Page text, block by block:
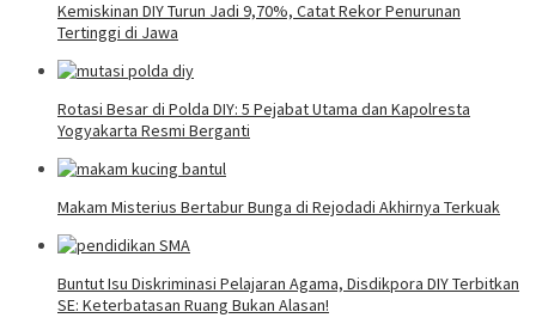
Kemiskinan DIY Turun Jadi 9,70%, Catat Rekor Penurunan
Tertinggi di Jawa
Rotasi Besar di Polda DIY: 5 Pejabat Utama dan Kapolresta
Yogyakarta Resmi Berganti
Makam Misterius Bertabur Bunga di Rejodadi Akhirnya Terkuak
Buntut Isu Diskriminasi Pelajaran Agama, Disdikpora DIY Terbitkan
SE: Keterbatasan Ruang Bukan Alasan!